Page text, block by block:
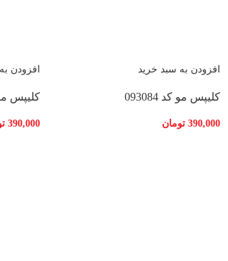
افزودن به سبد خرید
کلیپس مو کد 093084
390,000 تومان
افزودن
کلیپس مو کد
390,000